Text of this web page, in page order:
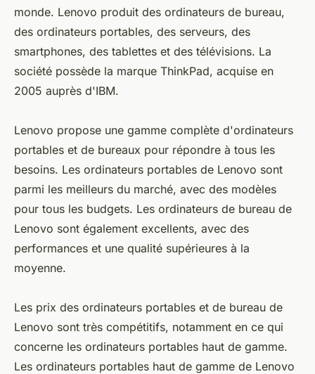
monde. Lenovo produit des ordinateurs de bureau,
des ordinateurs portables, des serveurs, des
smartphones, des tablettes et des télévisions. La
société possède la marque ThinkPad, acquise en
2005 auprès d'IBM.
Lenovo propose une gamme complète d'ordinateurs
portables et de bureaux pour répondre à tous les
besoins. Les ordinateurs portables de Lenovo sont
parmi les meilleurs du marché, avec des modèles
pour tous les budgets. Les ordinateurs de bureau de
Lenovo sont également excellents, avec des
performances et une qualité supérieures à la
moyenne.
Les prix des ordinateurs portables et de bureau de
Lenovo sont très compétitifs, notamment en ce qui
concerne les ordinateurs portables haut de gamme.
Les ordinateurs portables haut de gamme de Lenovo